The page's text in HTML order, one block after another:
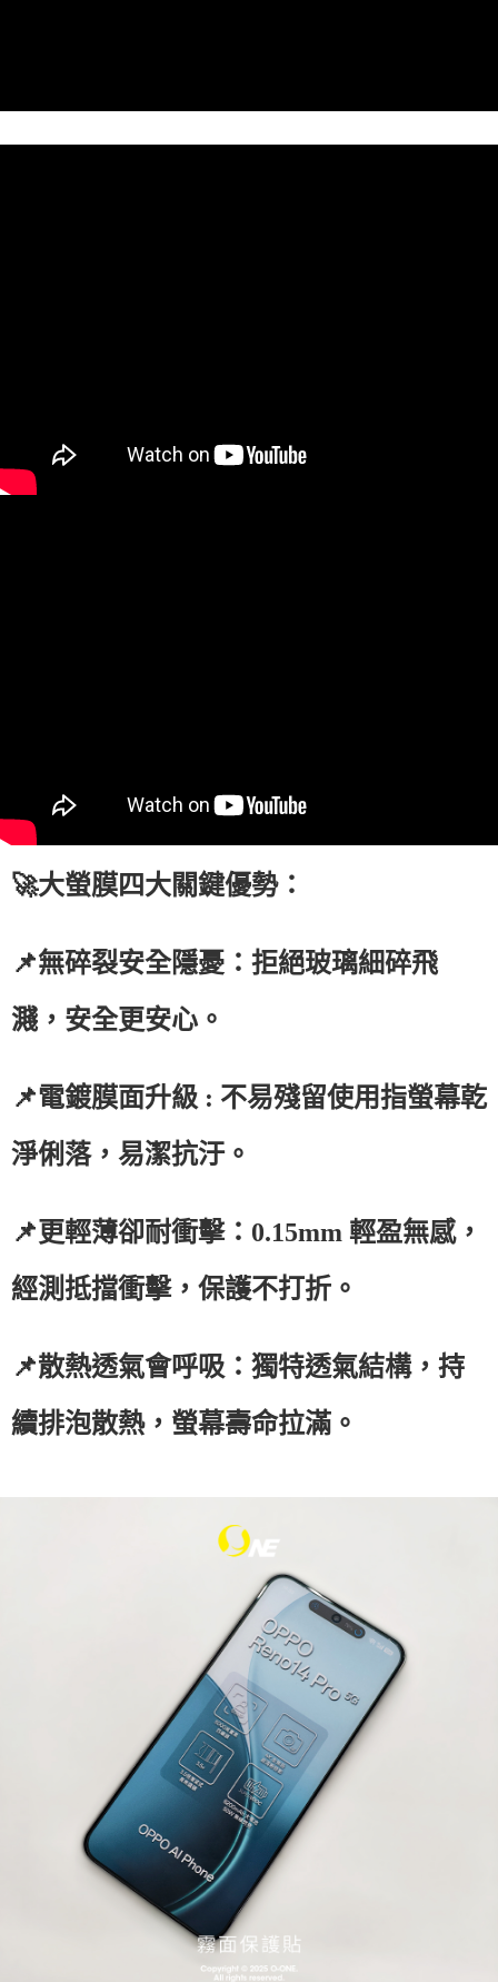
🚀大螢膜四大關鍵優勢：
📌無碎裂安全隱憂：拒絕玻璃細碎飛
濺，安全更安心。
📌電鍍膜面升級 : 不易殘留使用指螢幕乾
淨俐落，易潔抗汙。
📌更輕薄卻耐衝擊：0.15mm 輕盈無感，
經測抵擋衝擊，保護不打折。
📌散熱透氣會呼吸：獨特透氣結構，持
續排泡散熱，螢幕壽命拉滿。